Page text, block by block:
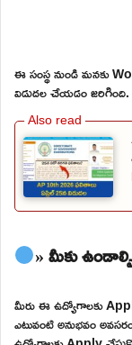
ఈ సంస్థ నుండి మనకు
విడుదల చేయడం జరిగింది.
» మీకు
మీరు ఈ ఉద్యోగాలకు
ఎటువంటి అనుభవం